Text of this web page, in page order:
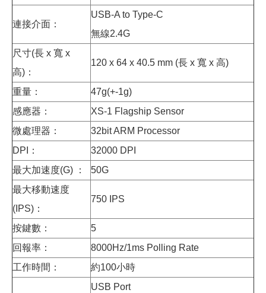
連接介面：
USB-A to Type-C
無線2.4G
尺寸(長 x 寬 x
高)：
120 x 64 x 40.5 mm (長 x 寬 x 高)
重量：
47g(+-1g)
感應器：
XS-1 Flagship Sensor
微處理器：
32bit ARM Processor
DPI：
32000 DPI
最大加速度(G) ：
50G
最大移動速度
(IPS)：
750 IPS
按鍵數：
5
回報率：
8000Hz/1ms Polling Rate
工作時間：
約100小時
USB Port